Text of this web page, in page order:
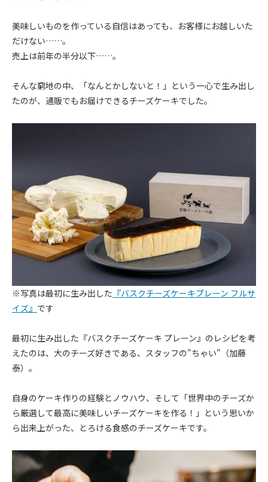
美味しいものを作っている自信はあっても、お客様にお越しいた
だけない……。
売上は前年の半分以下……。
そんな窮地の中、「なんとかしないと！」という一心で生み出し
たのが、通販でもお届けできるチーズケーキでした。
※写真は最初に生み出した 『バスクチーズケーキプレーン フルサ
イズ』 です
最初に生み出した『バスクチーズケーキ プレーン』のレシピを考
えたのは、大のチーズ好きである、スタッフの"ちゃい"（加藤
泰）。
自身のケーキ作りの経験とノウハウ、そして「世界中のチーズか
ら厳選して最高に美味しいチーズケーキを作る！」という思いか
ら出来上がった、とろける食感のチーズケーキです。